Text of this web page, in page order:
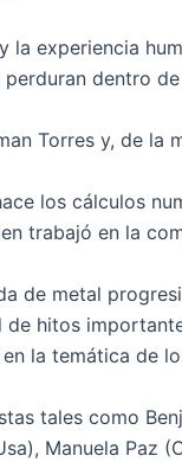
experiencia
dentro
Torres y, de la
los cálculos
trabajó en la
de metal
hitos
la temática de
tales como
Manuela Paz